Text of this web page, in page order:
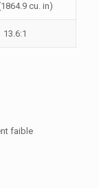
cu. in)
13.6:1
faible